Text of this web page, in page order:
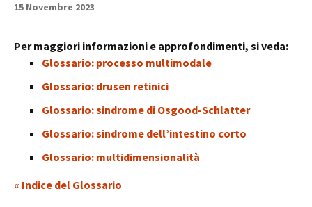
15 Novembre 2023
Per maggiori informazioni e approfondimenti, si veda:
Glossario: processo multimodale
Glossario: drusen retinici
Glossario: sindrome di Osgood-Schlatter
Glossario: sindrome dell’intestino corto
Glossario: multidimensionalità
« Indice del Glossario